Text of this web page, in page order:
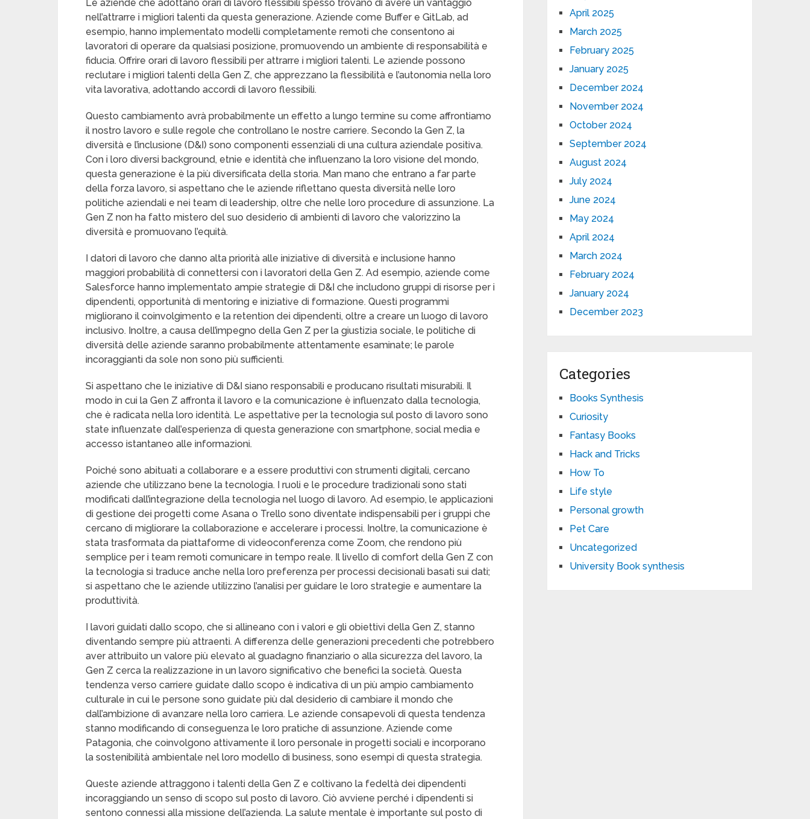
Le aziende che adottano orari di lavoro flessibili spesso trovano di avere un vantaggio
nell’attrarre i migliori talenti da questa generazione. Aziende come Buffer e GitLab, ad
esempio, hanno implementato modelli completamente remoti che consentono ai
lavoratori di operare da qualsiasi posizione, promuovendo un ambiente di responsabilità e
fiducia. Offrire orari di lavoro flessibili per attrarre i migliori talenti. Le aziende possono
reclutare i migliori talenti della Gen Z, che apprezzano la flessibilità e l’autonomia nella loro
vita lavorativa, adottando accordi di lavoro flessibili.
Questo cambiamento avrà probabilmente un effetto a lungo termine su come affrontiamo
il nostro lavoro e sulle regole che controllano le nostre carriere. Secondo la Gen Z, la
diversità e l’inclusione (D&I) sono componenti essenziali di una cultura aziendale positiva.
Con i loro diversi background, etnie e identità che influenzano la loro visione del mondo,
questa generazione è la più diversificata della storia. Man mano che entrano a far parte
della forza lavoro, si aspettano che le aziende riflettano questa diversità nelle loro
politiche aziendali e nei team di leadership, oltre che nelle loro procedure di assunzione. La
Gen Z non ha fatto mistero del suo desiderio di ambienti di lavoro che valorizzino la
diversità e promuovano l’equità.
I datori di lavoro che danno alta priorità alle iniziative di diversità e inclusione hanno
maggiori probabilità di connettersi con i lavoratori della Gen Z. Ad esempio, aziende come
Salesforce hanno implementato ampie strategie di D&I che includono gruppi di risorse per i
dipendenti, opportunità di mentoring e iniziative di formazione. Questi programmi
migliorano il coinvolgimento e la retention dei dipendenti, oltre a creare un luogo di lavoro
inclusivo. Inoltre, a causa dell’impegno della Gen Z per la giustizia sociale, le politiche di
diversità delle aziende saranno probabilmente attentamente esaminate; le parole
incoraggianti da sole non sono più sufficienti.
Si aspettano che le iniziative di D&I siano responsabili e producano risultati misurabili. Il
modo in cui la Gen Z affronta il lavoro e la comunicazione è influenzato dalla tecnologia,
che è radicata nella loro identità. Le aspettative per la tecnologia sul posto di lavoro sono
state influenzate dall’esperienza di questa generazione con smartphone, social media e
accesso istantaneo alle informazioni.
Poiché sono abituati a collaborare e a essere produttivi con strumenti digitali, cercano
aziende che utilizzano bene la tecnologia. I ruoli e le procedure tradizionali sono stati
modificati dall’integrazione della tecnologia nel luogo di lavoro. Ad esempio, le applicazioni
di gestione dei progetti come Asana o Trello sono diventate indispensabili per i gruppi che
cercano di migliorare la collaborazione e accelerare i processi. Inoltre, la comunicazione è
stata trasformata da piattaforme di videoconferenza come Zoom, che rendono più
semplice per i team remoti comunicare in tempo reale. Il livello di comfort della Gen Z con
la tecnologia si traduce anche nella loro preferenza per processi decisionali basati sui dati;
si aspettano che le aziende utilizzino l’analisi per guidare le loro strategie e aumentare la
produttività.
I lavori guidati dallo scopo, che si allineano con i valori e gli obiettivi della Gen Z, stanno
diventando sempre più attraenti. A differenza delle generazioni precedenti che potrebbero
aver attribuito un valore più elevato al guadagno finanziario o alla sicurezza del lavoro, la
Gen Z cerca la realizzazione in un lavoro significativo che benefici la società. Questa
tendenza verso carriere guidate dallo scopo è indicativa di un più ampio cambiamento
culturale in cui le persone sono guidate più dal desiderio di cambiare il mondo che
dall’ambizione di avanzare nella loro carriera. Le aziende consapevoli di questa tendenza
stanno modificando di conseguenza le loro pratiche di assunzione. Aziende come
Patagonia, che coinvolgono attivamente il loro personale in progetti sociali e incorporano
la sostenibilità ambientale nel loro modello di business, sono esempi di questa strategia.
Queste aziende attraggono i talenti della Gen Z e coltivano la fedeltà dei dipendenti
incoraggiando un senso di scopo sul posto di lavoro. Ciò avviene perché i dipendenti si
sentono connessi alla missione dell’azienda. La salute mentale è importante sul posto di
April 2025
March 2025
February 2025
January 2025
December 2024
November 2024
October 2024
September 2024
August 2024
July 2024
June 2024
May 2024
April 2024
March 2024
February 2024
January 2024
December 2023
Categories
Books Synthesis
Curiosity
Fantasy Books
Hack and Tricks
How To
Life style
Personal growth
Pet Care
Uncategorized
University Book synthesis